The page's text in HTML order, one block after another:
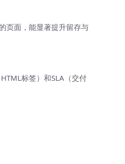
页面，能显著提升留存与
标签）和SLA（交付